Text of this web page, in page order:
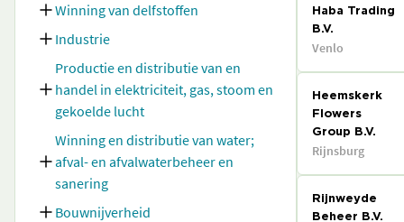
Winning van delfstoffen
Industrie
Productie en distributie van en
handel in elektriciteit, gas, stoom en
gekoelde lucht
Winning en distributie van water;
afval- en afvalwaterbeheer en
sanering
Bouwnijverheid
Haba Trading
B.V.
Venlo
Heemskerk
Flowers
Group B.V.
Rijnsburg
Rijnweyde
Beheer B.V.